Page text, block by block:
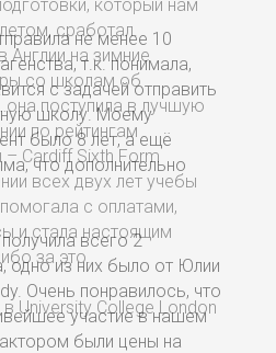
равила не менее 10
т.к. понимала,
с задачей отправить
школу. Моему
было 8 лет, а ещё
что дополнительно
всего 2
одно из них было от Юлии
Очень понравилось, что
участие в нашем
были цены на